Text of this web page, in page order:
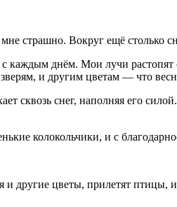
страшно. Вокруг ещё столько
днём. Мои лучи растопят
и другим цветам — что
снег, наполняя его
колокольчики, и с
другие цветы, прилетят птицы,